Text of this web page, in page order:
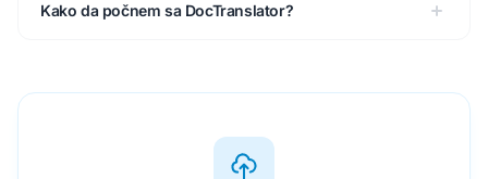
Kako da počnem sa DocTranslator?